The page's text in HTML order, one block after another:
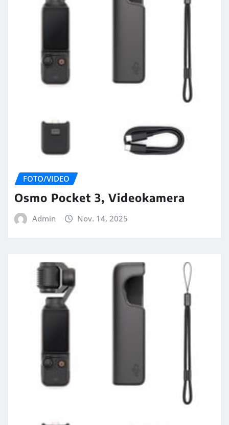
FOTO/VIDEO
Osmo Pocket 3, Videokamera
Admin Nov. 14, 2025